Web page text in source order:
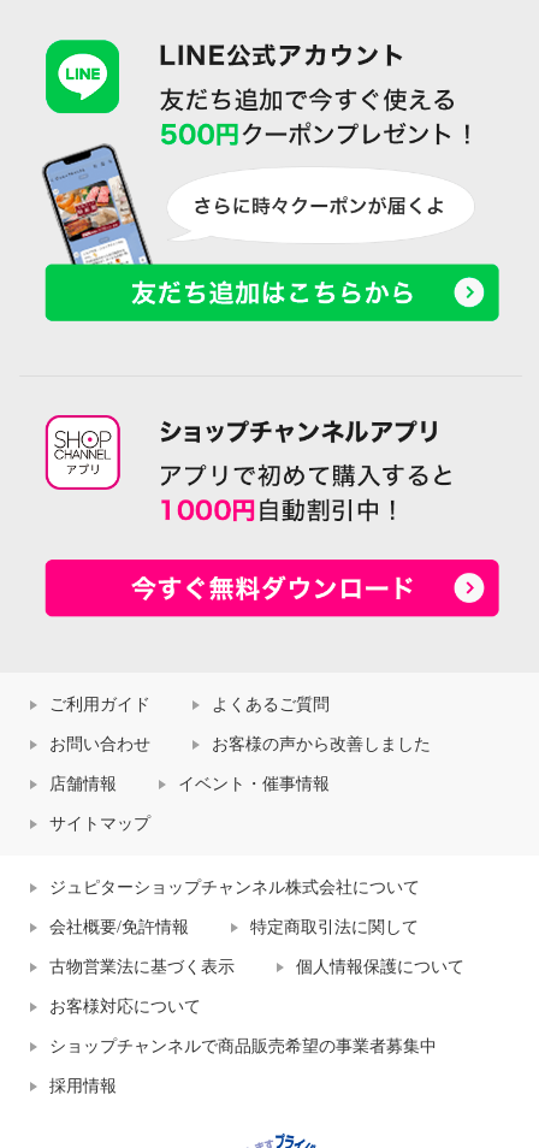
ご利用ガイド よくあるご質問
お問い合わせ お客様の声から改善しました
店舗情報 イベント・催事情報
サイトマップ
ジュピターショップチャンネル株式会社について
会社概要/免許情報 特定商取引法に関して
古物営業法に基づく表示 個人情報保護について
お客様対応について
ショップチャンネルで商品販売希望の事業者募集中
採用情報